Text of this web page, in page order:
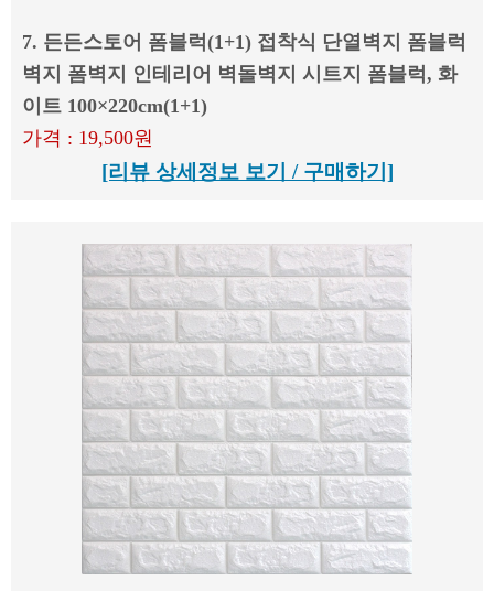
7. 든든스토어 폼블럭(1+1) 접착식 단열벽지 폼블럭
벽지 폼벽지 인테리어 벽돌벽지 시트지 폼블럭, 화
이트 100×220cm(1+1)
가격 : 19,500원
[리뷰 상세정보 보기 / 구매하기]